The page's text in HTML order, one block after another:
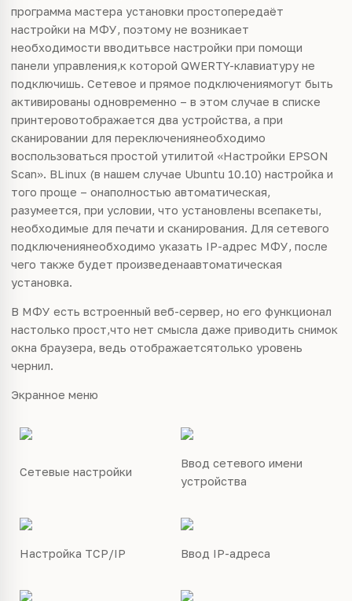
программа мастера установки простопередаёт
настройки на МФУ, поэтому не возникает
необходимости вводитьвсе настройки при помощи
панели управления,к которой QWERTY-клавиатуру не
подключишь. Сетевое и прямое подключениямогут быть
активированы одновременно – в этом случае в списке
принтеровотображается два устройства, а при
сканировании для переключениянеобходимо
воспользоваться простой утилитой «Настройки EPSON
Scan». ВLinux (в нашем случае Ubuntu 10.10) настройка и
того проще – онаполностью автоматическая,
разумеется, при условии, что установлены всепакеты,
необходимые для печати и сканирования. Для сетевого
подключениянеобходимо указать IP-адрес МФУ, после
чего также будет произведенаавтоматическая
установка.
В МФУ есть встроенный веб-сервер, но его функционал
настолько прост,что нет смысла даже приводить снимок
окна браузера, ведь отображаетсятолько уровень
чернил.
Экранное меню
Сетевые настройки
Ввод сетевого имени
устройства
Настройка TCP/IP Ввод IP-адреса